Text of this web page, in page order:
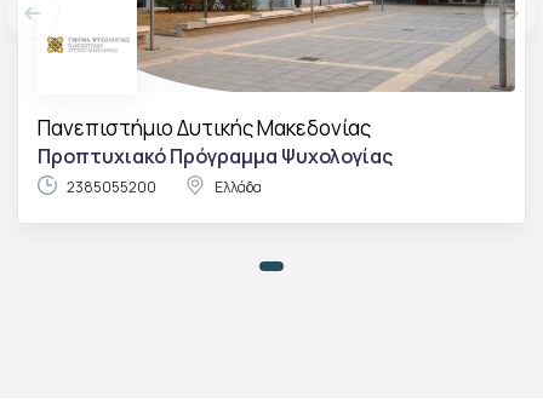
Πανεπιστήμιο Δυτικής Μακεδονίας
Προπτυχιακό Πρόγραμμα Ψυχολογίας
2385055200 Ελλάδα